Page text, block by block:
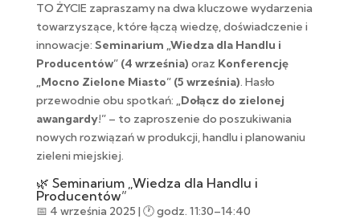
TO ŻYCIE zapraszamy na dwa kluczowe wydarzenia
towarzyszące, które łączą wiedzę, doświadczenie i
innowacje: Seminarium „Wiedza dla Handlu i
Producentów” (4 września) oraz Konferencję
„Mocno Zielone Miasto” (5 września). Hasło
przewodnie obu spotkań: „Dołącz do zielonej
awangardy!”– to zaproszenie do poszukiwania
nowych rozwiązań w produkcji, handlu i planowaniu
zieleni miejskiej.
🌿 Seminarium „Wiedza dla Handlu i
Producentów”
📅 4 września 2025 | 🕐 godz. 11:30–14:40